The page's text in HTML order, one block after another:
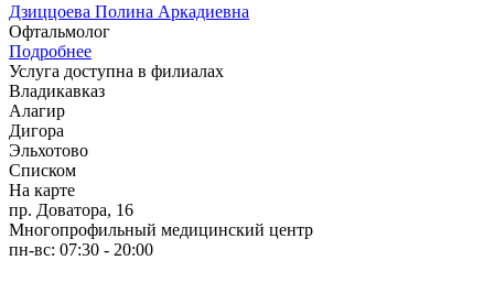
Дзиццоева Полина Аркадиевна
Офтальмолог
Подробнее
Услуга доступна в филиалах
Владикавказ
Алагир
Дигора
Эльхотово
Списком
На карте
пр. Доватора, 16
Многопрофильный медицинский центр
пн-вс: 07:30 - 20:00